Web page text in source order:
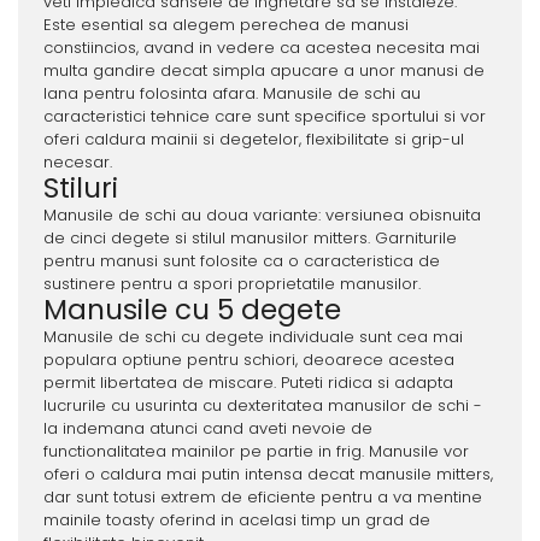
Este esential sa alegem perechea de manusi
constiincios, avand in vedere ca acestea necesita mai
multa gandire decat simpla apucare a unor manusi de
lana pentru folosinta afara. Manusile de schi au
caracteristici tehnice care sunt specifice sportului si vor
oferi caldura mainii si degetelor, flexibilitate si grip-ul
necesar.
Stiluri
Manusile de schi au doua variante: versiunea obisnuita
de cinci degete si stilul manusilor mitters. Garniturile
pentru manusi sunt folosite ca o caracteristica de
sustinere pentru a spori proprietatile manusilor.
Manusile cu 5 degete
Manusile de schi cu degete individuale sunt cea mai
populara optiune pentru schiori, deoarece acestea
permit libertatea de miscare. Puteti ridica si adapta
lucrurile cu usurinta cu dexteritatea manusilor de schi -
la indemana atunci cand aveti nevoie de
functionalitatea mainilor pe partie in frig. Manusile vor
oferi o caldura mai putin intensa decat manusile mitters,
dar sunt totusi extrem de eficiente pentru a va mentine
mainile toasty oferind in acelasi timp un grad de